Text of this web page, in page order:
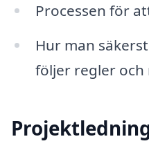
Processen för
Hur man
följer regler